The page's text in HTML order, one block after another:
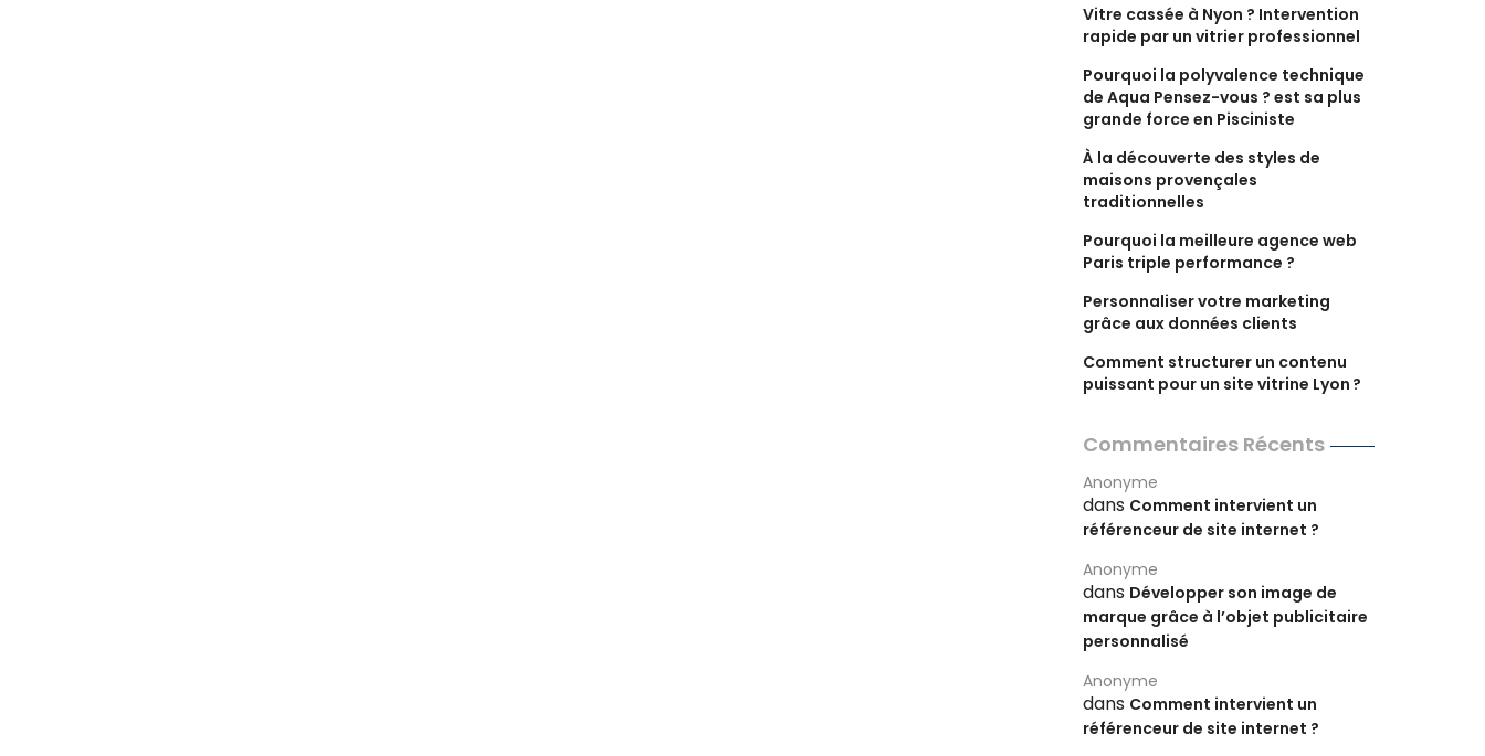
Vitre cassée à Nyon ? Intervention
rapide par un vitrier professionnel
Pourquoi la polyvalence technique
de Aqua Pensez-vous ? est sa plus
grande force en Pisciniste
À la découverte des styles de
maisons provençales
traditionnelles
Pourquoi la meilleure agence web
Paris triple performance ?
Personnaliser votre marketing
grâce aux données clients
Comment structurer un contenu
puissant pour un site vitrine Lyon ?
Commentaires Récents
Anonyme
dans Comment intervient un
référenceur de site internet ?
Anonyme
dans Développer son image de
marque grâce à l’objet publicitaire
personnalisé
Anonyme
dans Comment intervient un
référenceur de site internet ?